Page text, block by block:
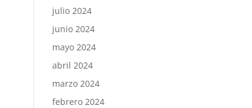
julio 2024
junio 2024
mayo 2024
abril 2024
marzo 2024
febrero 2024